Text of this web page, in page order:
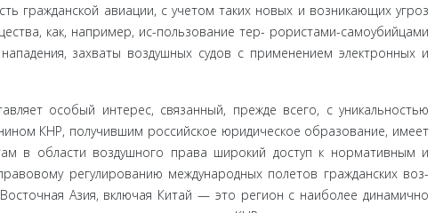
гражданской авиации, с учетом таких новых и возникающих угроз
как, например, ис-пользование тер- рористами-самоубийцами
захваты воздушных судов с при­менением электронных и
особый интерес, связанный, прежде всего, с уникальностью
КНР, получившим российское юридическое образование, имеет
в об­ласти воздушного права широкий доступ к нормативным и
регулированию международных полетов гражданских воз­
Азия, включая Китай — это регион с наиболее динамично